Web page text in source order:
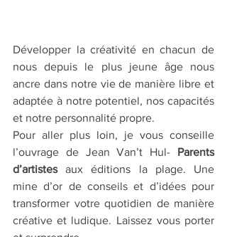
Développer la créativité en chacun de
nous depuis le plus jeune âge nous
ancre dans notre vie de manière libre et
adaptée à notre potentiel, nos capacités
et notre personnalité propre.
Pour aller plus loin, je vous conseille
l’ouvrage de Jean Van’t Hul- Parents
d’artistes aux éditions la plage. Une
mine d’or de conseils et d’idées pour
transformer votre quotidien de manière
créative et ludique. Laissez vous porter